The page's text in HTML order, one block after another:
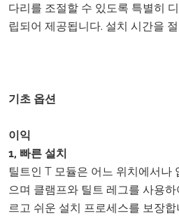
다리를 조절할 수 있도록 특별히
립되어 제공됩니다. 설치 시간을
기초 옵션
이익
1, 빠른 설치
틸트인 T 모듈은 어느 위치에서나
으며 클램프와 틸트 레그를 사용
르고 쉬운 설치 프로세스를 보장합